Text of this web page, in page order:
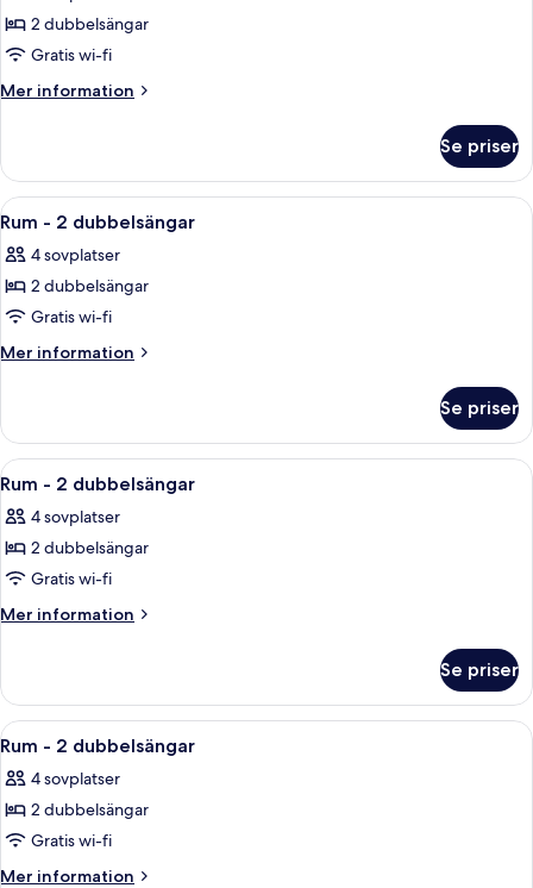
för
Rum
-
2 dubbelsängar
Gratis wi-fi
Mer information
Mer
-
dubbelsängar
Se priser
Öppna
alla
foton
för
Rum
-
Ett hotellrum med två sängar, ett
4
Rum - 2 dubbelsängar
4 sovplatser
2 dubbelsängar
Gratis wi-fi
Mer information
Mer
-
dubbelsängar
Se priser
Öppna
alla
foton
för
Rum
-
Ett hotellrum med två sängar, ett
4
Rum - 2 dubbelsängar
4 sovplatser
2 dubbelsängar
Gratis wi-fi
Mer information
Mer
-
dubbelsängar
Se priser
Öppna
alla
foton
för
Rum
-
Ett hotellrum med två sängar, ett
4
Rum - 2 dubbelsängar
4 sovplatser
2 dubbelsängar
Gratis wi-fi
Mer information
Mer